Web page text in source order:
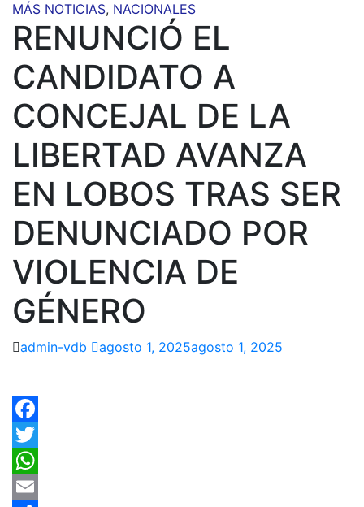
MÁS NOTICIAS, NACIONALES
RENUNCIÓ EL
CANDIDATO A
CONCEJAL DE LA
LIBERTAD AVANZA
EN LOBOS TRAS SER
DENUNCIADO POR
VIOLENCIA DE
GÉNERO
admin-vdb agosto 1, 2025agosto 1, 2025
Facebook
Twitter
WhatsApp